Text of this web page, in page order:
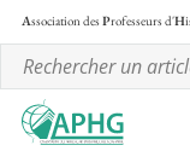
Association desProfesseurs d'H